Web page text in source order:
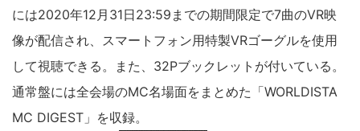
には2020年12月31日23:59までの期間限定で7曲のVR映
像が配信され、スマートフォン用特製VRゴーグルを使用
して視聴できる。また、32Pブックレットが付いている。
通常盤には全会場のMC名場面をまとめた「WORLDISTA
MC DIGEST」を収録。